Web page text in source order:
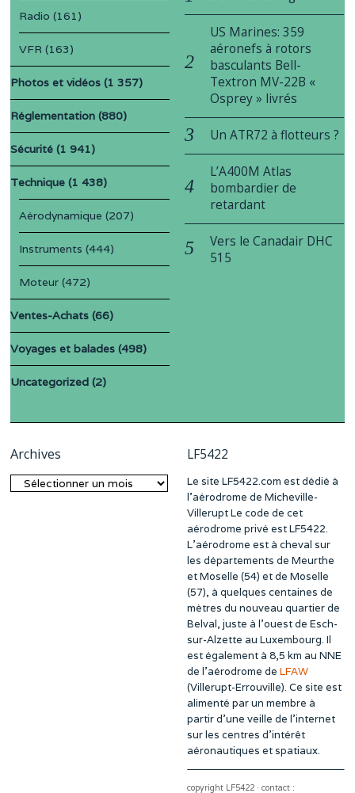
Radio (161)
VFR (163)
Photos et vidéos (1 357)
Réglementation (880)
Sécurité (1 941)
Technique (1 438)
Aérodynamique (207)
Instruments (444)
Moteur (472)
Ventes-Achats (66)
Voyages et balades (498)
Uncategorized (2)
US Marines: 359
aéronefs à rotors
basculants Bell-
Textron MV-22B «
Osprey » livrés
Un ATR72 à flotteurs ?
L’A400M Atlas
bombardier de
retardant
Vers le Canadair DHC
515
Archives
Archives
LF5422
Le site LF5422.com est dédié à
l’aérodrome de Micheville-
Villerupt Le code de cet
aérodrome privé est LF5422.
L’aérodrome est à cheval sur
les départements de Meurthe
et Moselle (54) et de Moselle
(57), à quelques centaines de
mètres du nouveau quartier de
Belval, juste à l’ouest de Esch-
sur-Alzette au Luxembourg. Il
est également à 8,5 km au NNE
de l’aérodrome de LFAW
(Villerupt-Errouville). Ce site est
alimenté par un membre à
partir d’une veille de l’internet
sur les centres d’intérêt
aéronautiques et spatiaux.
copyright LF5422 · contact :